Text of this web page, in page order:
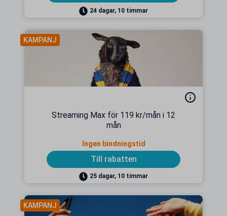
24 dagar, 10 timmar
KAMPANJ
Streaming Max för 119 kr/mån i 12
mån
Ingen bindningstid
Till rabatten
25 dagar, 10 timmar
KAMPANJ